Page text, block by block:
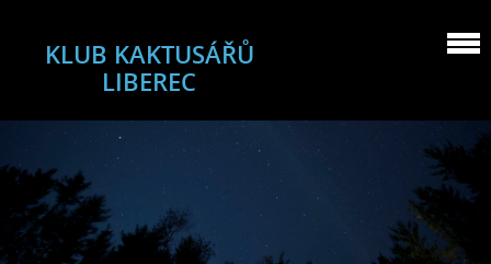
KLUB KAKTUSÁŘŮ
LIBEREC